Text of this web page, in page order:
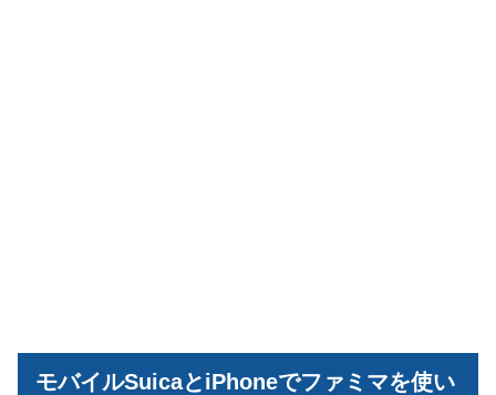
モバイルSuicaとiPhoneでファミマを使い